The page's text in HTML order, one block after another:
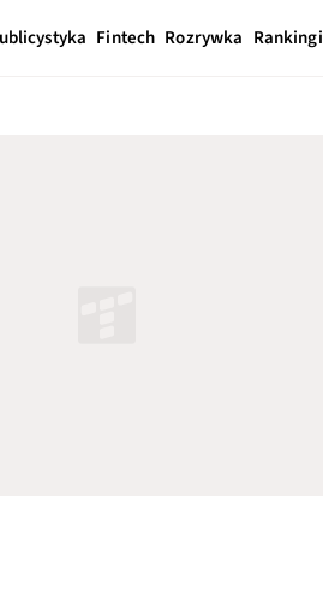
Fintech Rozrywka Rankingi